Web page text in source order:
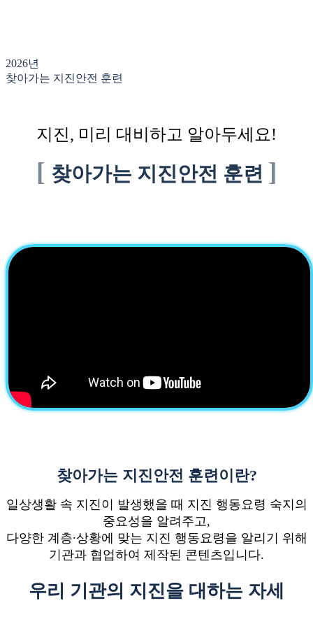
2026년
찾아가는 지진안전 훈련
지진, 미리 대비하고 알아두세요!
[ 찾아가는 지진안전 훈련 ]
찾아가는 지진안전 훈련이란?
일상생활 속 지진이 발생했을 때 지진 행동요령 숙지의
중요성을 알려주고,
다양한 계층∙상황에 맞는 지진 행동요령을 알리기 위해
기관과 협업하여 제작된 콘텐츠입니다.
우리 기관의 지진을 대하는 자세